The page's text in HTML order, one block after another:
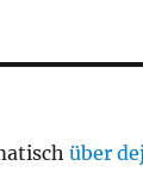
über